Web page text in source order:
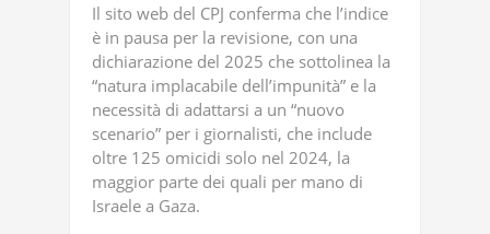
Il sito web del CPJ conferma che l’indice
è in pausa per la revisione, con una
dichiarazione del 2025 che sottolinea la
“natura implacabile dell’impunità” e la
necessità di adattarsi a un “nuovo
scenario” per i giornalisti, che include
oltre 125 omicidi solo nel 2024, la
maggior parte dei quali per mano di
Israele a Gaza.